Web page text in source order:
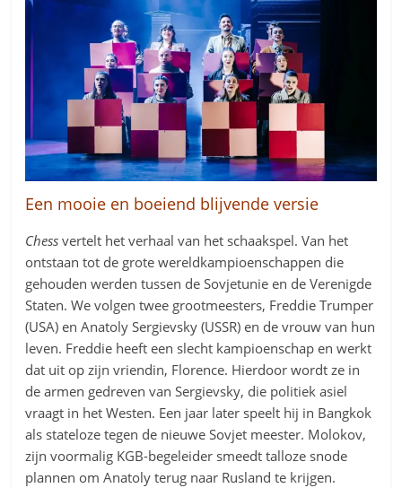
Een mooie en boeiend blijvende versie
Chess vertelt het verhaal van het schaakspel. Van het
ontstaan tot de grote wereldkampioenschappen die
gehouden werden tussen de Sovjetunie en de Verenigde
Staten. We volgen twee grootmeesters, Freddie Trumper
(USA) en Anatoly Sergievsky (USSR) en de vrouw van hun
leven. Freddie heeft een slecht kampioenschap en werkt
dat uit op zijn vriendin, Florence. Hierdoor wordt ze in
de armen gedreven van Sergievsky, die politiek asiel
vraagt in het Westen. Een jaar later speelt hij in Bangkok
als stateloze tegen de nieuwe Sovjet meester. Molokov,
zijn voormalig KGB-begeleider smeedt talloze snode
plannen om Anatoly terug naar Rusland te krijgen.